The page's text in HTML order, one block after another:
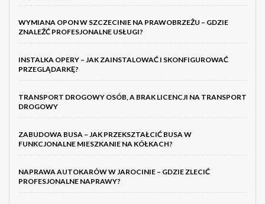
WYMIANA OPON W SZCZECINIE NA PRAWOBRZEŻU – GDZIE
ZNALEŹĆ PROFESJONALNE USŁUGI?
INSTALKA OPERY – JAK ZAINSTALOWAĆ I SKONFIGUROWAĆ
PRZEGLĄDARKĘ?
TRANSPORT DROGOWY OSÓB, A BRAK LICENCJI NA TRANSPORT
DROGOWY
ZABUDOWA BUSA – JAK PRZEKSZTAŁCIĆ BUSA W
FUNKCJONALNE MIESZKANIE NA KÓŁKACH?
NAPRAWA AUTOKARÓW W JAROCINIE – GDZIE ZLECIĆ
PROFESJONALNE NAPRAWY?